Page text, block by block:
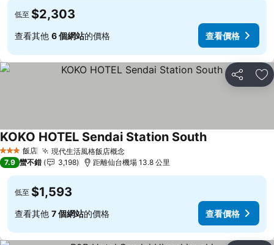
低至 $2,303
查看其他 6 個網站的價格 查看價格
分享 加
3 星級 飯店 現代生活風格飯店概念查看價格
KOKO HOTEL Sendai Station South查看價格
7.9 蠻不錯 3,198 距離仙台機場 13.8 公里
低至 $1,593
查看其他 7 個網站的價格 查看價格